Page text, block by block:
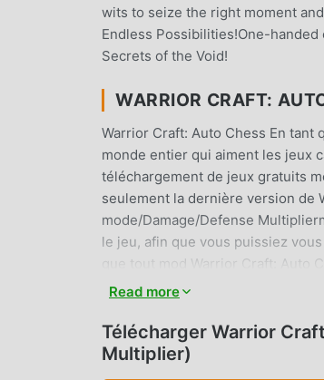
wits to seize the right moment
Endless Possibilities!One-
Secrets of the Void!
WARRIOR CRAFT:
Warrior Craft: Auto Chess En tant
monde entier qui aiment les jeux
téléchargement de jeux gratuits
seulement la dernière version de
mode/Damage/Defense
le jeu, afin que vous puissiez
que tout mod Warrior Craft:
à installer. Téléchargez
JEU UNIQUE
Read more
Télécharger Warrior
Multiplier)